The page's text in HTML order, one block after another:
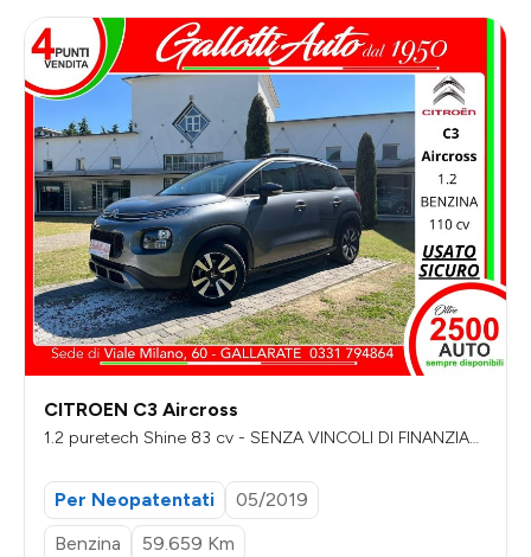
CITROEN C3 Aircross
1.2 puretech Shine 83 cv - SENZA VINCOLI DI FINANZIAM
Per Neopatentati
05/2019
Benzina
59.659 Km